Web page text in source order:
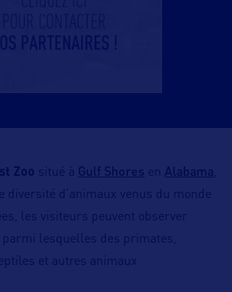
Zoo situé à Gulf Shores en Alabama
diversité d’animaux venus du monde
les visiteurs peuvent observer
lesquelles des primates,
et autres animaux